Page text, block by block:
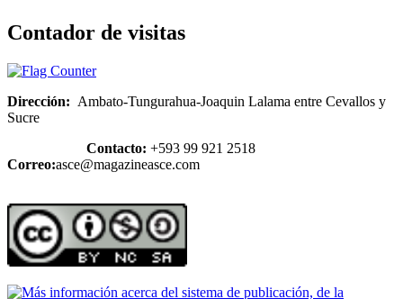
Contador de visitas
Dirección: Ambato-Tungurahua-Joaquin Lalama entre Cevallos y
Sucre
Contacto: +593 99 921 2518
Correo:asce@magazineasce.com